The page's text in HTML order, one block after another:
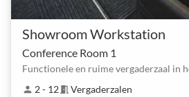
Showroom Workstation
Conference Room 1
Functionele en ruime vergaderzaal in
person 2 - 12meeting_room Vergaderzalen